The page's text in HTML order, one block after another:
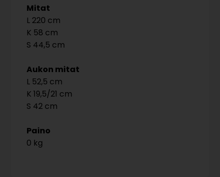
Mitat
220
58
44,5
Aukon mitat
52,5
19,5/21
42
Paino
0 kg